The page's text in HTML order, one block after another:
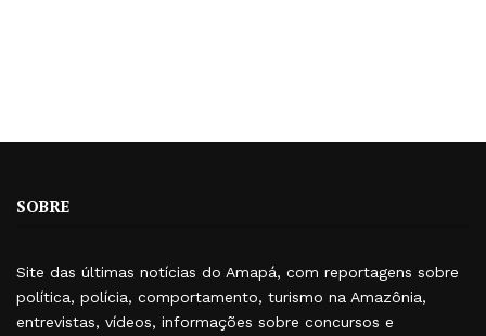
SOBRE
Site das últimas notícias do Amapá, com reportagens sobre
política, polícia, comportamento, turismo na Amazônia,
entrevistas, vídeos, informações sobre concursos e